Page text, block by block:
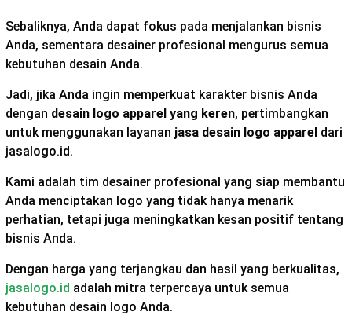
Sebaliknya, Anda dapat fokus pada menjalankan bisnis
Anda, sementara desainer profesional mengurus semua
kebutuhan desain Anda.
Jadi, jika Anda ingin memperkuat karakter bisnis Anda
dengan desain logo apparel yang keren, pertimbangkan
untuk menggunakan layanan jasa desain logo apparel dari
jasalogo.id.
Kami adalah tim desainer profesional yang siap membantu
Anda menciptakan logo yang tidak hanya menarik
perhatian, tetapi juga meningkatkan kesan positif tentang
bisnis Anda.
Dengan harga yang terjangkau dan hasil yang berkualitas,
jasalogo.id adalah mitra terpercaya untuk semua
kebutuhan desain logo Anda.